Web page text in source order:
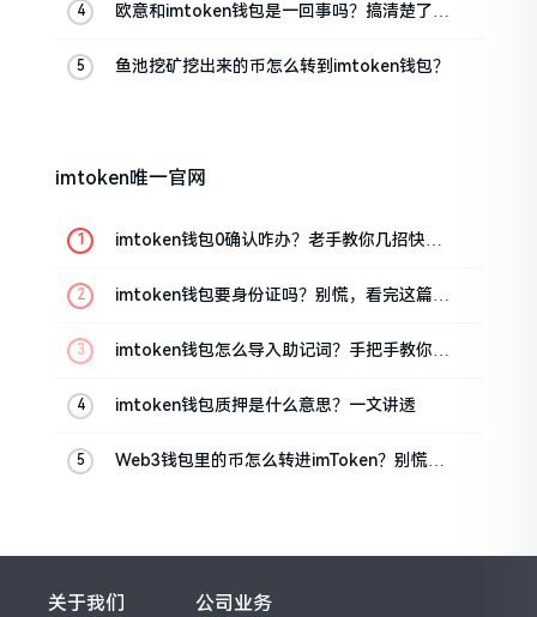
欧意和imtoken钱包是一回事吗？搞清楚了再
鱼池挖矿挖出来的币怎么转到imtoken钱包？
imtoken唯一官网
imtoken钱包0确认咋办？老手教你几招快速
imtoken钱包要身份证吗？别慌，看完这篇就
imtoken钱包怎么导入助记词？手把手教你找
imtoken钱包质押是什么意思？一文讲透
Web3钱包里的币怎么转进imToken？别慌，
关于我们 公司业务